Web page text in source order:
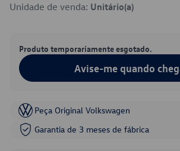
Unidade de venda: Unitário(a)
Produto temporariamente esgotado.
Avise-me quando
Peça Original Volkswagen
Garantia de 3 meses de fábrica